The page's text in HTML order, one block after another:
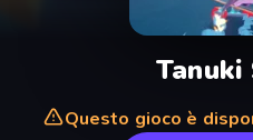
Tanuki
Questo gioco è